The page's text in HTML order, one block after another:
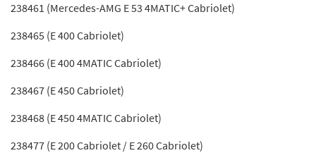
238461 (Mercedes-AMG E 53 4MATIC+ Cabriolet)
238465 (E 400 Cabriolet)
238466 (E 400 4MATIC Cabriolet)
238467 (E 450 Cabriolet)
238468 (E 450 4MATIC Cabriolet)
238477 (E 200 Cabriolet / E 260 Cabriolet)